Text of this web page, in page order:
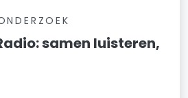
samen luisteren,